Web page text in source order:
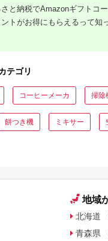
と納税でAmazonギフトコ
トがお得にもらえるって知
テゴリ
コーヒーメーカ 掃除
餅つき機 ミキサー
地域
北海道
青森県